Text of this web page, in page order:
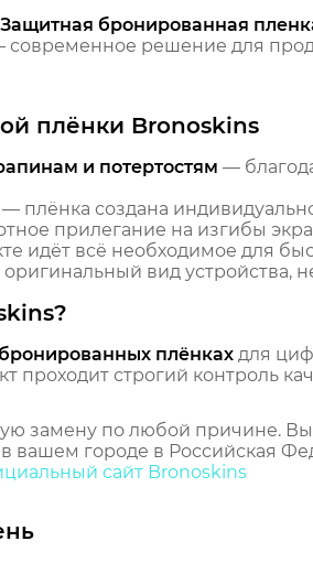
Защитная бронированная
современное решение для
плёнки Bronoskins
и потертостям —
— плёнка создана
прилегание на изгибы
идёт всё необходимое для
вид устройства,
плёнках для
проходит строгий контроль
замену по любой причине.
в вашем городе в Российская
сайт Bronoskins